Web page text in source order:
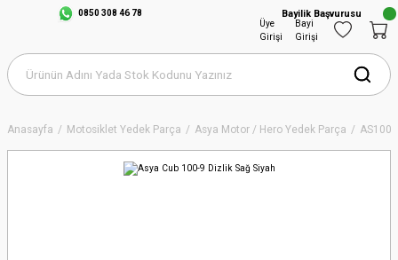
Üye
Girişi
Bayi
Girişi
Anasayfa Motosiklet Yedek Parça Asya Motor / Hero Yedek Parça AS100-
0850 308 46 78 Bayilik Başvurusu